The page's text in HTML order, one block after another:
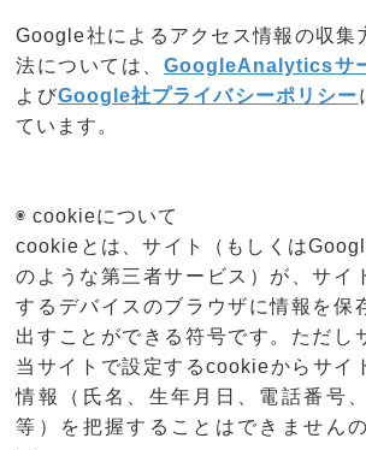
Google社によるアクセス情報の収集
法については、 GoogleAnalyticsサ
よびGoogle社プライバシーポリシー
ています。
◉ cookieについて
cookieとは、サイト（もしくは
のような第三者サービス）が、サイ
するデバイスのブラウザに情報を保
出すことができる符号です。ただし
当サイトで設定するcookieからサイ
情報（氏名、生年月日、電話番号
等）を把握することはできません